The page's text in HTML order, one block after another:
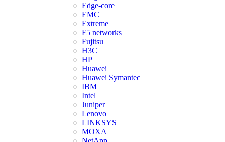
Edge-core
EMC
Extreme
F5 networks
Fujitsu
H3С
HP
Huawei
Huawei Symantec
IBM
Intel
Juniper
Lenovo
LINKSYS
MOXA